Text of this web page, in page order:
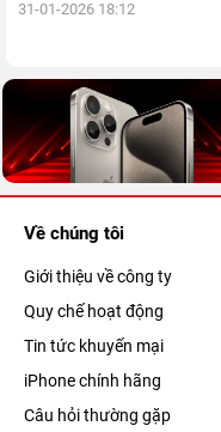
kèm nhiều ưu đãi, mua ngay!
31-01-2026 18:12
Về chúng tôi
Giới thiệu về công ty
Quy chế hoạt động
Tin tức khuyến mại
iPhone chính hãng
Câu hỏi thường gặp